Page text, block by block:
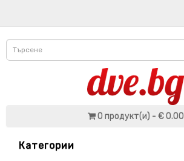
0 продукт(и) - € 0.00
Категории